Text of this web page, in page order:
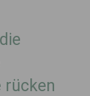
rücken